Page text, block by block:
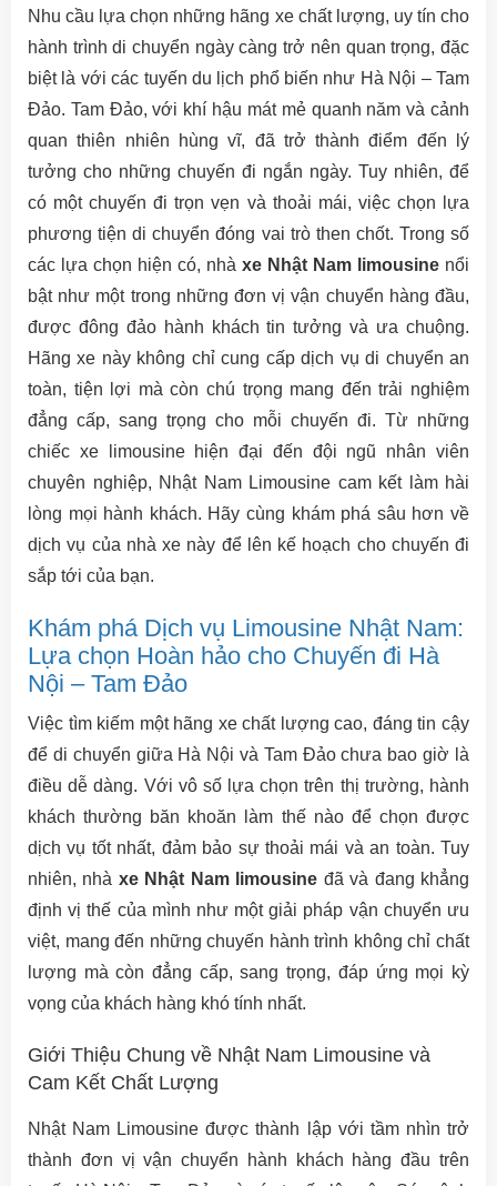
Nhu cầu lựa chọn những hãng xe chất lượng, uy tín cho
hành trình di chuyển ngày càng trở nên quan trọng, đặc
biệt là với các tuyến du lịch phổ biến như Hà Nội – Tam
Đảo. Tam Đảo, với khí hậu mát mẻ quanh năm và cảnh
quan thiên nhiên hùng vĩ, đã trở thành điểm đến lý
tưởng cho những chuyến đi ngắn ngày. Tuy nhiên, để
có một chuyến đi trọn vẹn và thoải mái, việc chọn lựa
phương tiện di chuyển đóng vai trò then chốt. Trong số
các lựa chọn hiện có, nhà xe Nhật Nam limousine nổi
bật như một trong những đơn vị vận chuyển hàng đầu,
được đông đảo hành khách tin tưởng và ưa chuộng.
Hãng xe này không chỉ cung cấp dịch vụ di chuyển an
toàn, tiện lợi mà còn chú trọng mang đến trải nghiệm
đẳng cấp, sang trọng cho mỗi chuyến đi. Từ những
chiếc xe limousine hiện đại đến đội ngũ nhân viên
chuyên nghiệp, Nhật Nam Limousine cam kết làm hài
lòng mọi hành khách. Hãy cùng khám phá sâu hơn về
dịch vụ của nhà xe này để lên kế hoạch cho chuyến đi
sắp tới của bạn.
Khám phá Dịch vụ Limousine Nhật Nam:
Lựa chọn Hoàn hảo cho Chuyến đi Hà
Nội – Tam Đảo
Việc tìm kiếm một hãng xe chất lượng cao, đáng tin cậy
để di chuyển giữa Hà Nội và Tam Đảo chưa bao giờ là
điều dễ dàng. Với vô số lựa chọn trên thị trường, hành
khách thường băn khoăn làm thế nào để chọn được
dịch vụ tốt nhất, đảm bảo sự thoải mái và an toàn. Tuy
nhiên, nhà xe Nhật Nam limousine đã và đang khẳng
định vị thế của mình như một giải pháp vận chuyển ưu
việt, mang đến những chuyến hành trình không chỉ chất
lượng mà còn đẳng cấp, sang trọng, đáp ứng mọi kỳ
vọng của khách hàng khó tính nhất.
Giới Thiệu Chung về Nhật Nam Limousine và
Cam Kết Chất Lượng
Nhật Nam Limousine được thành lập với tầm nhìn trở
thành đơn vị vận chuyển hành khách hàng đầu trên